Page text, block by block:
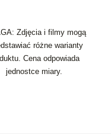
Zdjęcia i filmy mogą
różne warianty
Cena odpowiada
jednostce miary.